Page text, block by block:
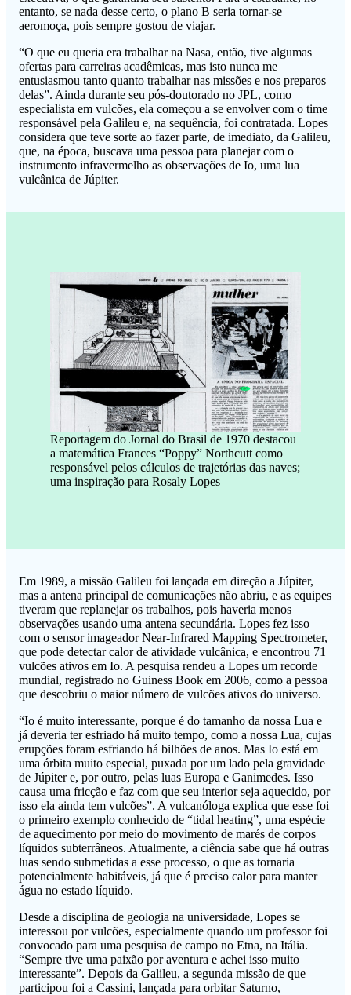
entanto, se nada desse certo, o plano B seria tornar-se
aeromoça, pois sempre gostou de viajar.
“O que eu queria era trabalhar na Nasa, então, tive algumas
ofertas para carreiras acadêmicas, mas isto nunca me
entusiasmou tanto quanto trabalhar nas missões e nos preparos
delas”. Ainda durante seu pós-doutorado no JPL, como
especialista em vulcões, ela começou a se envolver com o time
responsável pela Galileu e, na sequência, foi contratada. Lopes
considera que teve sorte ao fazer parte, de imediato, da Galileu,
que, na época, buscava uma pessoa para planejar com o
instrumento infravermelho as observações de Io, uma lua
vulcânica de Júpiter.
Reportagem do Jornal do Brasil de 1970 destacou
a matemática Frances “Poppy” Northcutt como
responsável pelos cálculos de trajetórias das naves;
uma inspiração para Rosaly Lopes
Em 1989, a missão Galileu foi lançada em direção a Júpiter,
mas a antena principal de comunicações não abriu, e as equipes
tiveram que replanejar os trabalhos, pois haveria menos
observações usando uma antena secundária. Lopes fez isso
com o sensor imageador Near-Infrared Mapping Spectrometer,
que pode detectar calor de atividade vulcânica, e encontrou 71
vulcões ativos em Io. A pesquisa rendeu a Lopes um recorde
mundial, registrado no Guiness Book em 2006, como a pessoa
que descobriu o maior número de vulcões ativos do universo.
“Io é muito interessante, porque é do tamanho da nossa Lua e
já deveria ter esfriado há muito tempo, como a nossa Lua, cujas
erupções foram esfriando há bilhões de anos. Mas Io está em
uma órbita muito especial, puxada por um lado pela gravidade
de Júpiter e, por outro, pelas luas Europa e Ganimedes. Isso
causa uma fricção e faz com que seu interior seja aquecido, por
isso ela ainda tem vulcões”. A vulcanóloga explica que esse foi
o primeiro exemplo conhecido de “tidal heating”, uma espécie
de aquecimento por meio do movimento de marés de corpos
líquidos subterrâneos. Atualmente, a ciência sabe que há outras
luas sendo submetidas a esse processo, o que as tornaria
potencialmente habitáveis, já que é preciso calor para manter
água no estado líquido.
Desde a disciplina de geologia na universidade, Lopes se
interessou por vulcões, especialmente quando um professor foi
convocado para uma pesquisa de campo no Etna, na Itália.
“Sempre tive uma paixão por aventura e achei isso muito
interessante”. Depois da Galileu, a segunda missão de que
participou foi a Cassini, lançada para orbitar Saturno,